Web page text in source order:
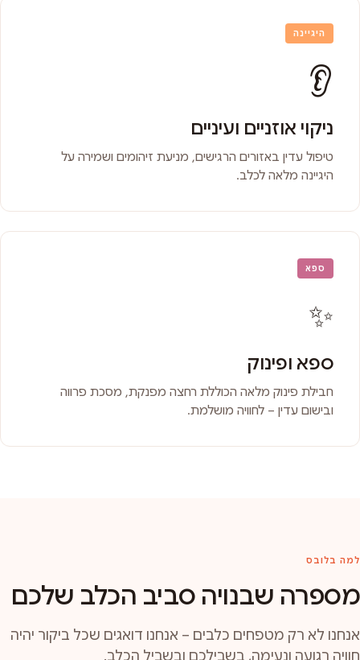
היגיינה
👂
ניקוי אוזניים ועיניים
טיפול עדין באזורים הרגישים, מניעת זיהומים ושמירה על
היגיינה מלאה לכלב.
ספא
✨
ספא ופינוק
חבילת פינוק מלאה הכוללת רחצה מפנקת, מסכת פרווה
ובישום עדין – לחוויה מושלמת.
למה בלובס
מספרה שבנויה סביב הכלב שלכם
אנחנו לא רק מטפחים כלבים – אנחנו דואגים שכל ביקור יהיה
חוויה רגועה ונעימה, בשבילכם ובשביל הכלב.